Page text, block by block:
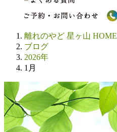
離れのやど 星ヶ山 HOME
ブログ
2026年
1月